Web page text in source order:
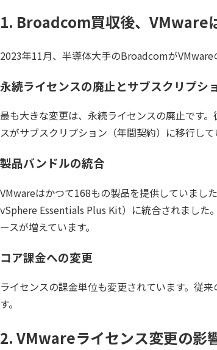
1. Broadcom買収後、VMware
2023年11月、半導体大手のBroadcomがVMware
永続ライセンスの廃止とサブスクリプシ
最も大きな変更は、永続ライセンスの廃止です
スがサブスクリプション（年間契約）に移行し
製品バンドルの統合
VMwareはかつて168もの製品を提供していま
vSphere Essentials Plus Kit）に統合されました
ースが増えています。
コア課金への変更
ライセンスの課金単位も変更されています。従
す。
2. VMwareライセンス変更の影